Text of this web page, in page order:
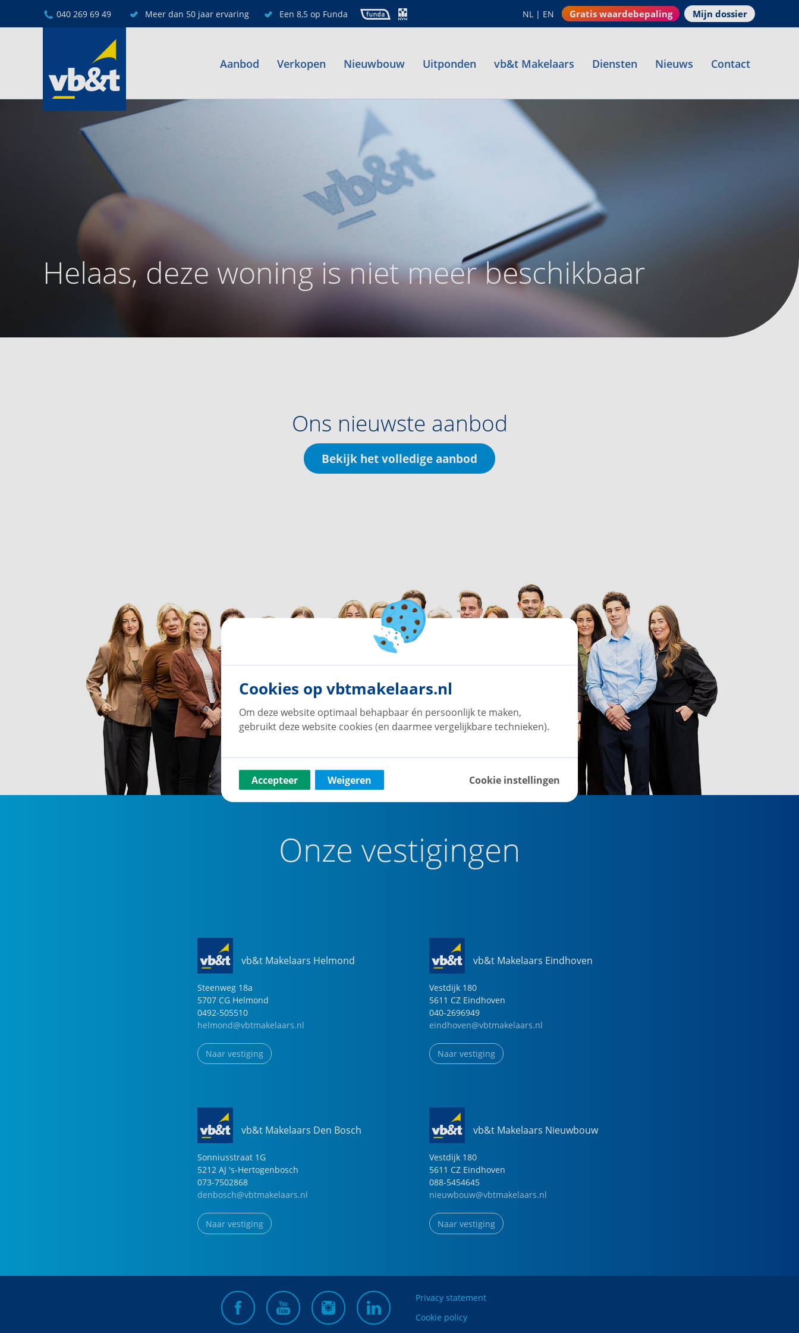
040 269 69 49 Meer dan 50 jaar ervaring Een 8,5 op Funda NL | EN Gratis waardebepaling Mijn dossier
Aanbod Verkopen Nieuwbouw Uitponden vb&t Makelaars Diensten Nieuws Contact
Helaas, deze woning is niet meer beschikbaar
Ons nieuwste aanbod
Bekijk het volledige aanbod
Onze vestigingen
vb&t Makelaars Helmond
Steenweg 18a
5707 CG Helmond
0492-505510
helmond@vbtmakelaars.nl
Naar vestiging
vb&t Makelaars Eindhoven
Vestdijk 180
5611 CZ Eindhoven
040-2696949
eindhoven@vbtmakelaars.nl
Naar vestiging
vb&t Makelaars Den Bosch
Sonniusstraat 1G
5212 AJ 's-Hertogenbosch
073-7502868
denbosch@vbtmakelaars.nl
Naar vestiging
vb&t Makelaars Nieuwbouw
Vestdijk 180
5611 CZ Eindhoven
088-5454645
nieuwbouw@vbtmakelaars.nl
Naar vestiging
Privacy statement
Cookie policy
Cookies op vbtmakelaars.nl
Om deze website optimaal behapbaar én persoonlijk te maken,
gebruikt deze website cookies (en daarmee vergelijkbare technieken).
Accepteer Weigeren Cookie instellingen